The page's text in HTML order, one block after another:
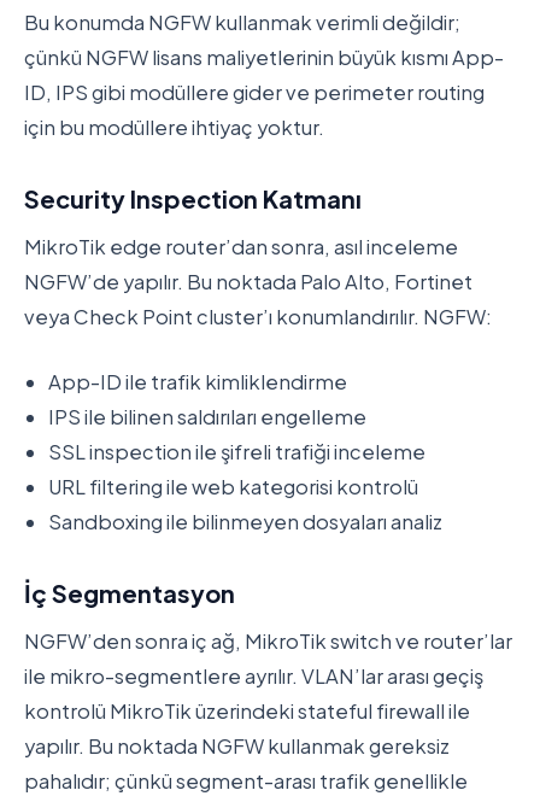
Bu konumda NGFW kullanmak verimli değildir;
çünkü NGFW lisans maliyetlerinin büyük kısmı App-
ID, IPS gibi modüllere gider ve perimeter routing
için bu modüllere ihtiyaç yoktur.
Security Inspection Katmanı
MikroTik edge router’dan sonra, asıl inceleme
NGFW’de yapılır. Bu noktada Palo Alto, Fortinet
veya Check Point cluster’ı konumlandırılır. NGFW:
App-ID ile trafik kimliklendirme
IPS ile bilinen saldırıları engelleme
SSL inspection ile şifreli trafiği inceleme
URL filtering ile web kategorisi kontrolü
Sandboxing ile bilinmeyen dosyaları analiz
İç Segmentasyon
NGFW’den sonra iç ağ, MikroTik switch ve router’lar
ile mikro-segmentlere ayrılır. VLAN’lar arası geçiş
kontrolü MikroTik üzerindeki stateful firewall ile
yapılır. Bu noktada NGFW kullanmak gereksiz
pahalıdır; çünkü segment-arası trafik genellikle